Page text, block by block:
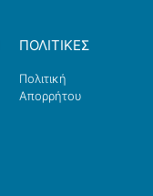
ΠΟΛΙΤΙΚΕΣ
Πολιτική
Απορρήτου